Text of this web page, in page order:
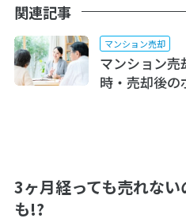
関連記事
マンション売却
マンション売
時・売却後
3ヶ月経っても売れな
も!?